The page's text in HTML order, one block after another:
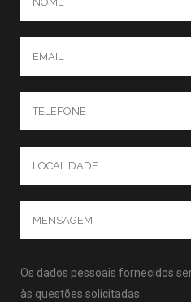
Os dados pessoais fornecidos
às questões solicitadas.